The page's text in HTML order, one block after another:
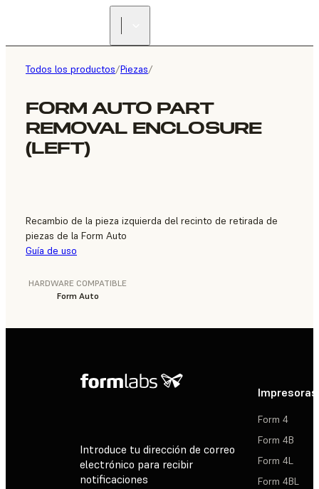
Todos los productos/Piezas/
FORM AUTO PART
REMOVAL ENCLOSURE
(LEFT)
Recambio de la pieza izquierda del recinto de retirada de
piezas de la Form Auto
Guía de uso
HARDWARE COMPATIBLE
Form Auto
Introduce tu dirección de correo
electrónico para recibir
notificaciones
Impresoras
Form 4
Form 4B
Form 4L
Form 4BL